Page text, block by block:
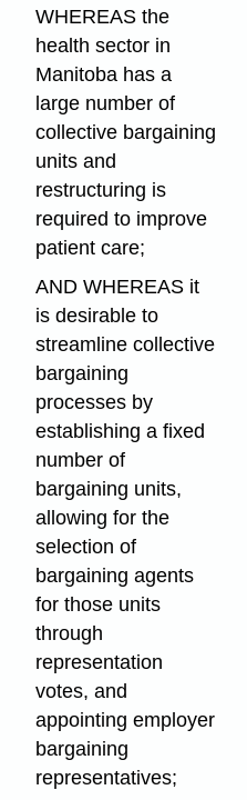
WHEREAS the
health sector in
Manitoba has a
large number of
collective bargaining
units and
restructuring is
required to improve
patient care;
AND WHEREAS it
is desirable to
streamline collective
bargaining
processes by
establishing a fixed
number of
bargaining units,
allowing for the
selection of
bargaining agents
for those units
through
representation
votes, and
appointing employer
bargaining
representatives;